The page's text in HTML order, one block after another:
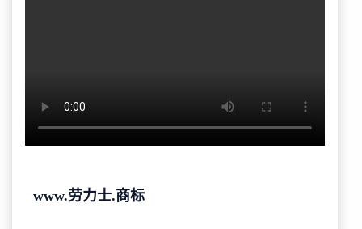
www.劳力士.商标